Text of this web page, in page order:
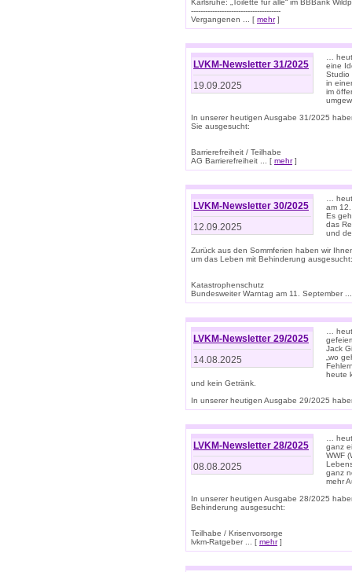
Karlsruhe: „Toilette für alle“ im BBBank
--------------------------------------
Vergangenen ... [ mehr]
LVKM-Newsletter 31/2025
19.09.2025
…
eine
Studio
in
im
In unserer heutigen Ausgabe 31/2025
Sie ausgesucht:
Barrierefreiheit / Teilhabe
AG Barrierefreiheit ... [ mehr]
LVKM-Newsletter 30/2025
12.09.2025
…
am
Es
das
und
Zurück aus den Sommferien haben wir
um das Leben mit Behinderung ausgesucht:
Katastrophenschutz
Bundesweiter Warntag am 11. September
LVKM-Newsletter 29/2025
14.08.2025
…
Jack
„wo
heute
und kein Getränk.
In unserer heutigen Ausgabe 29/2025
LVKM-Newsletter 28/2025
08.08.2025
…
ganz
WWF
ganz
mehr
In unserer heutigen Ausgabe 28/2025
Behinderung ausgesucht:
Teilhabe / Krisenvorsorge
lvkm-Ratgeber ... [ mehr]